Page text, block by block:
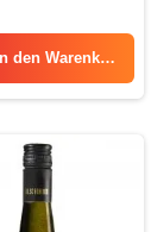
In den Warenkorb